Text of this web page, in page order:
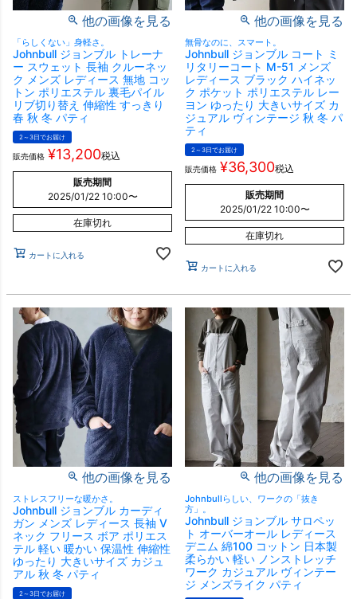
他の画像を見る
「らしくない」身軽さ。
Johnbull ジョンブル トレーナ
ー スウェット 長袖 クルーネッ
ク メンズ レディース 無地 コッ
トン ポリエステル 裏毛パイル
リブ切り替え 伸縮性 すっきり
春 秋 冬 パティ
2～3日でお届け
販売価格 ¥13,200税込
販売期間
2025/01/22 10:00〜
在庫切れ
カートに入れる
他の画像を見る
無骨なのに、スマート。
Johnbull ジョンブル コート ミ
リタリーコート M-51 メンズ
レディース ブラック ハイネッ
ク ポケット ポリエステル レー
ヨン ゆったり 大きいサイズ カ
ジュアル ヴィンテージ 秋 冬 パ
ティ
2～3日でお届け
販売価格 ¥36,300税込
販売期間
2025/01/22 10:00〜
在庫切れ
カートに入れる
他の画像を見る
ストレスフリーな暖かさ。
Johnbull ジョンブル カーディ
ガン メンズ レディース 長袖 V
ネック フリース ボア ポリエス
テル 軽い 暖かい 保温性 伸縮性
ゆったり 大きいサイズ カジュ
アル 秋 冬 パティ
2～3日でお届け
他の画像を見る
Johnbullらしい、ワークの「抜き
方」。
Johnbull ジョンブル サロペッ
ト オーバーオール レディース
デニム 綿100 コットン 日本製
柔らかい 軽い ノンストレッチ
ワーク カジュアル ヴィンテー
ジ メンズライク パティ